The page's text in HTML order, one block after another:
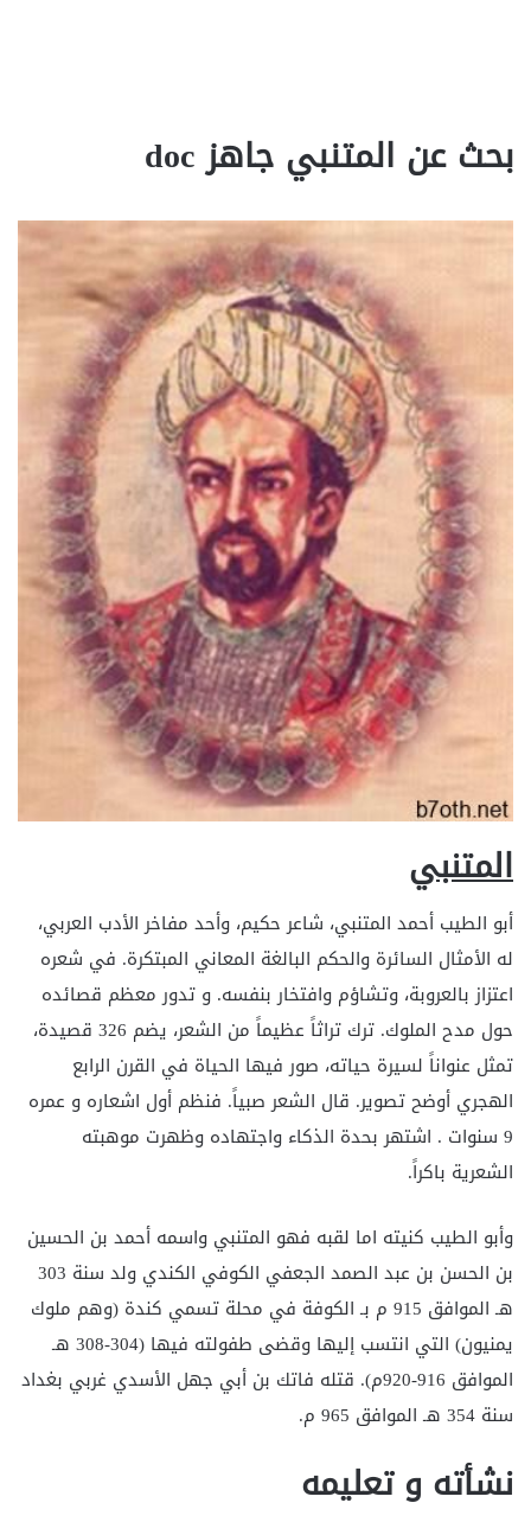
بحث عن المتنبي جاهز doc‎
المتنبي
أبو الطيب أحمد المتنبي، شاعر حكيم، وأحد مفاخر الأدب العربي،
له الأمثال السائرة والحكم البالغة المعاني المبتكرة. في شعره
اعتزاز بالعروبة، وتشاؤم وافتخار بنفسه. و تدور معظم قصائده
حول مدح الملوك. ترك تراثاً عظيماً من الشعر، يضم 326 قصيدة،
تمثل عنواناً لسيرة حياته، صور فيها الحياة في القرن الرابع
الهجري أوضح تصوير. قال الشعر صبياً. فنظم أول اشعاره و عمره
9 سنوات . اشتهر بحدة الذكاء واجتهاده وظهرت موهبته
الشعرية باكراً.
وأبو الطيب كنيته اما لقبه فهو المتنبي واسمه أحمد بن الحسين
بن الحسن بن عبد الصمد الجعفي الكوفي الكندي ولد سنة 303
هـ الموافق 915 م بـ الكوفة في محلة تسمي كندة (وهم ملوك
يمنيون) التي انتسب إليها وقضى طفولته فيها (304-308 هـ
الموافق 916-920م). قتله فاتك بن أبي جهل الأسدي غربي بغداد
سنة 354 هـ الموافق 965 م.
نشأته و تعليمه